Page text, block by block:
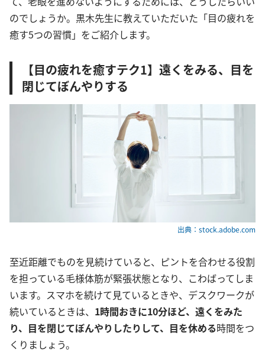
のでしょうか。黒木先生に教えていただいた「目の疲れを
癒す5つの習慣」をご紹介します。
【目の疲れを癒すテク1】遠くをみる、目を
閉じてぼんやりする
出典：stock.adobe.com
至近距離でものを見続けていると、ピントを合わせる役割
を担っている毛様体筋が緊張状態となり、こわばってしま
います。スマホを続けて見ているときや、デスクワークが
続いているときは、 1時間おきに10分ほど、遠くをみた
り、目を閉じてぼんやりしたりして、目を休める時間をつ
くりましょう。